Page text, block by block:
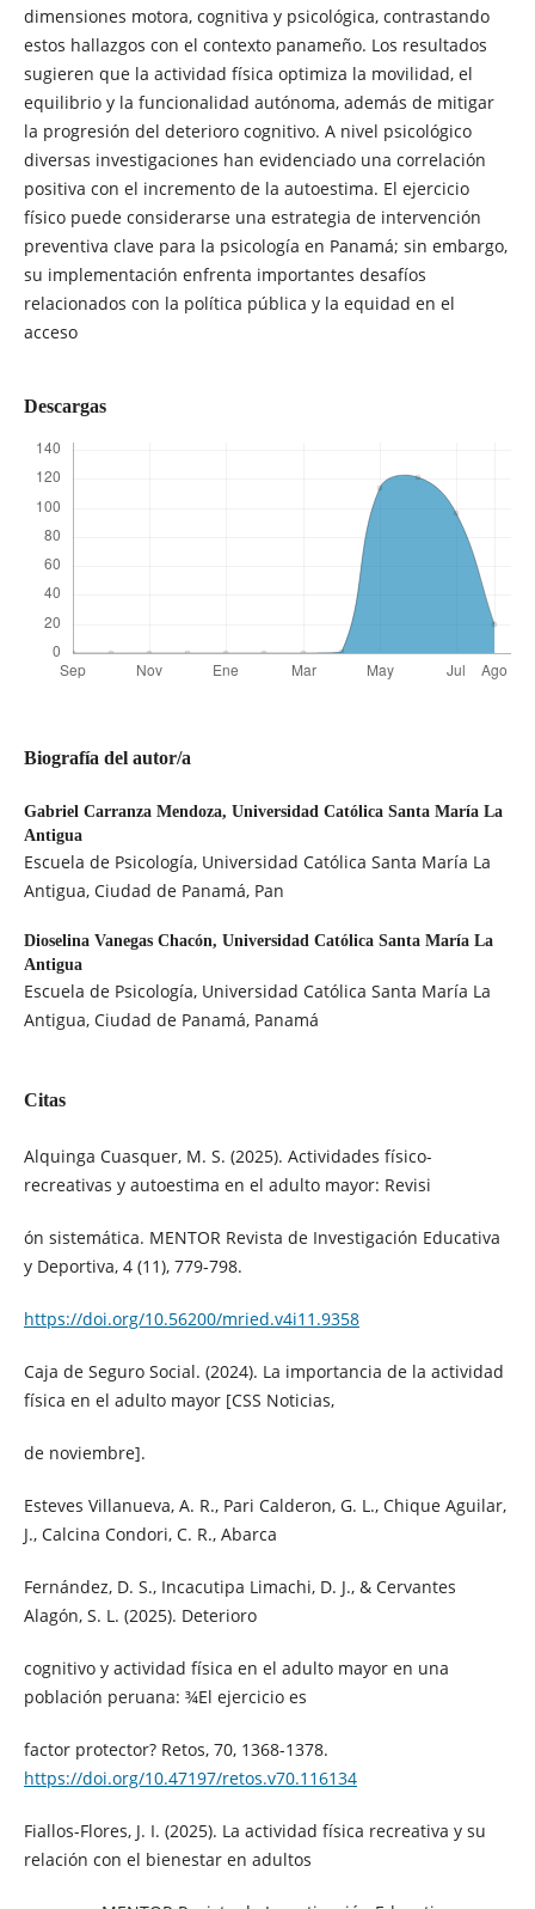
dimensiones motora, cognitiva y psicológica, contrastando
estos hallazgos con el contexto panameño. Los resultados
sugieren que la actividad física optimiza la movilidad, el
equilibrio y la funcionalidad autónoma, además de mitigar
la progresión del deterioro cognitivo. A nivel psicológico
diversas investigaciones han evidenciado una correlación
positiva con el incremento de la autoestima. El ejercicio
físico puede considerarse una estrategia de intervención
preventiva clave para la psicología en Panamá; sin embargo,
su implementación enfrenta importantes desafíos
relacionados con la política pública y la equidad en el
acceso
Descargas
Biografía del autor/a
Gabriel Carranza Mendoza, Universidad Católica Santa María La
Antigua
Escuela de Psicología, Universidad Católica Santa María La
Antigua, Ciudad de Panamá, Pan
Dioselina Vanegas Chacón, Universidad Católica Santa María La
Antigua
Escuela de Psicología, Universidad Católica Santa María La
Antigua, Ciudad de Panamá, Panamá
Citas
Alquinga Cuasquer, M. S. (2025). Actividades físico-
recreativas y autoestima en el adulto mayor: Revisi
ón sistemática. MENTOR Revista de Investigación Educativa
y Deportiva, 4 (11), 779-798.
https://doi.org/10.56200/mried.v4i11.9358
Caja de Seguro Social. (2024). La importancia de la actividad
física en el adulto mayor [CSS Noticias,
de noviembre].
Esteves Villanueva, A. R., Pari Calderon, G. L., Chique Aguilar,
J., Calcina Condori, C. R., Abarca
Fernández, D. S., Incacutipa Limachi, D. J., & Cervantes
Alagón, S. L. (2025). Deterioro
cognitivo y actividad física en el adulto mayor en una
población peruana: ¾El ejercicio es
factor protector? Retos, 70, 1368-1378.
https://doi.org/10.47197/retos.v70.116134
Fiallos-Flores, J. I. (2025). La actividad física recreativa y su
relación con el bienestar en adultos